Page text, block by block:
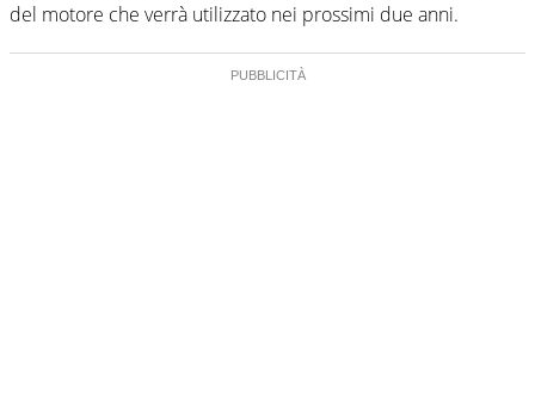
del motore che verrà utilizzato nei prossimi due anni.